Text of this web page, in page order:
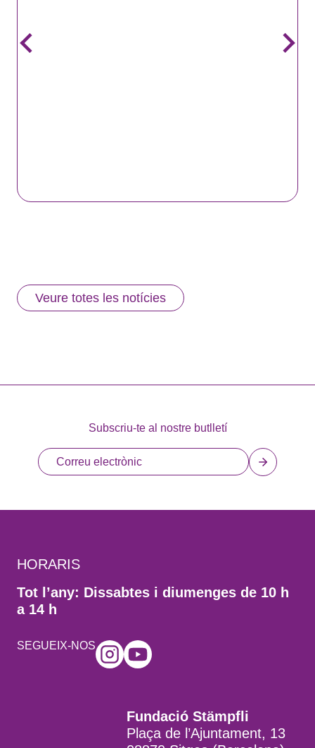
Veure totes les notícies
Subscriu-te al nostre butlletí
HORARIS
Tot l’any: Dissabtes i diumenges de 10 h
a 14 h
SEGUEIX-NOS
Fundació Stämpfli
Plaça de l’Ajuntament, 13